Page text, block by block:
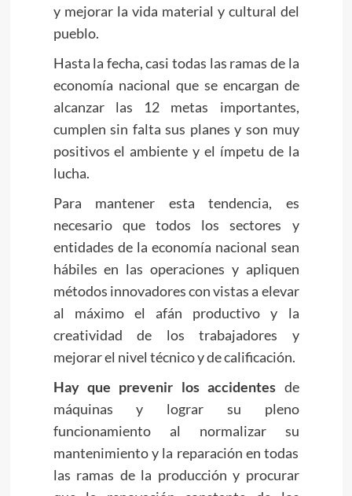
y mejorar la vida material y cultural del
pueblo.
Hasta la fecha, casi todas las ramas de la
economía nacional que se encargan de
alcanzar las 12 metas importantes,
cumplen sin falta sus planes y son muy
positivos el ambiente y el ímpetu de la
lucha.
Para mantener esta tendencia, es
necesario que todos los sectores y
entidades de la economía nacional sean
hábiles en las operaciones y apliquen
métodos innovadores con vistas a elevar
al máximo el afán productivo y la
creatividad de los trabajadores y
mejorar el nivel técnico y de calificación.
Hay que prevenir los accidentes de
máquinas y lograr su pleno
funcionamiento al normalizar su
mantenimiento y la reparación en todas
las ramas de la producción y procurar